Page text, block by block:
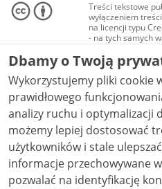
Treści tekstowe
wyłączeniem
na licencji typu
- na tych samych
Materiały
audio i wideo, są
Creative
niekomercyjne -
NC-ND 4.0), o ile
Dbamy o Twoją
Wykorzystujemy pliki cookie
prawidłowego
analizy ruchu i optymalizacji
możemy lepiej dostosować
użytkowników i stale ulepszać nasze
informacje przechowywane
pozwalać na identyfikację